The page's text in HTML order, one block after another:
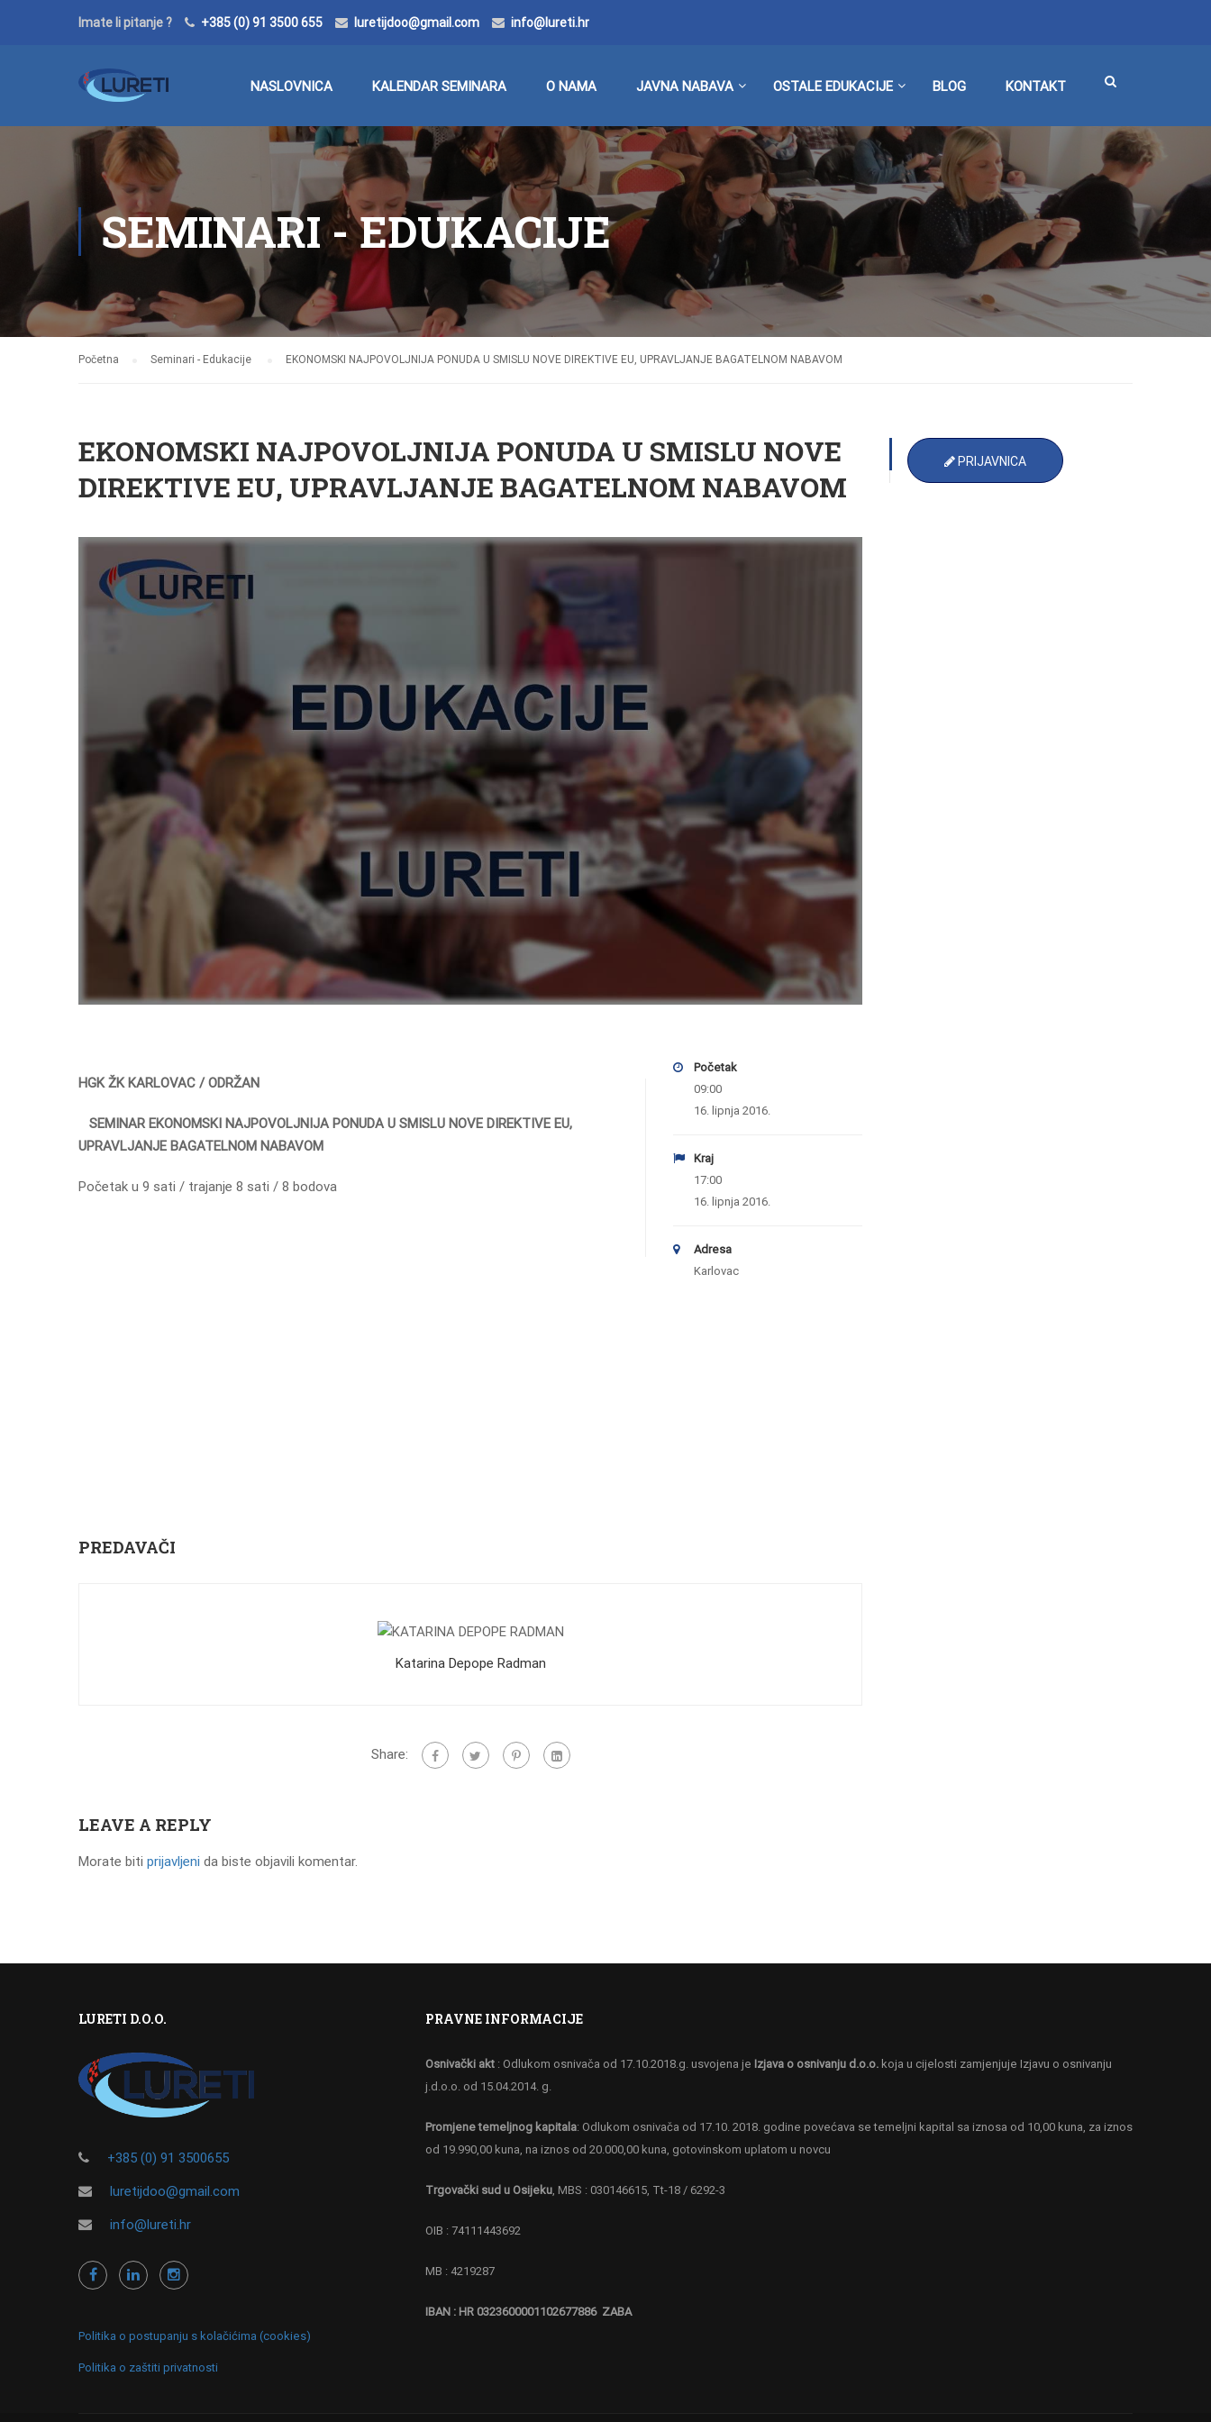
Imate li pitanje ? +385 (0) 91 3500 655 luretijdoo@gmail.com info@lureti.hr
NASLOVNICA KALENDAR SEMINARA O NAMA JAVNA NABAVA OSTALE EDUKACIJE BLOG KONTAKT
SEMINARI - EDUKACIJE
Početna Seminari - Edukacije EKONOMSKI NAJPOVOLJNIJA PONUDA U SMISLU NOVE DIREKTIVE EU, UPRAVLJANJE BAGATELNOM NABAVOM
EKONOMSKI NAJPOVOLJNIJA PONUDA U SMISLU NOVE
DIREKTIVE EU, UPRAVLJANJE BAGATELNOM NABAVOM
HGK ŽK KARLOVAC / ODRŽAN
SEMINAR EKONOMSKI NAJPOVOLJNIJA PONUDA U SMISLU NOVE DIREKTIVE EU,
UPRAVLJANJE BAGATELNOM NABAVOM
Početak u 9 sati / trajanje 8 sati / 8 bodova
Početak
09:00
16. lipnja 2016.
Kraj
17:00
16. lipnja 2016.
Adresa
Karlovac
PREDAVAČI
Katarina Depope Radman
Share:
LEAVE A REPLY
Morate biti prijavljeni da biste objavili komentar.
PRIJAVNICA
LURETI D.O.O.
+385 (0) 91 3500655
luretijdoo@gmail.com
info@lureti.hr
PRAVNE INFORMACIJE
Osnivački akt: Odlukom osnivača od 17.10.2018.g. usvojena je Izjava o osnivanju d.o.o.koja u cijelosti zamjenjuje Izjavu o osnivanju
j.d.o.o. od 15.04.2014. g.
Promjene temeljnog kapitala: Odlukom osnivača od 17.10. 2018. godine povećava se temeljni kapital sa iznosa od 10,00 kuna, za iznos
od 19.990,00 kuna, na iznos od 20.000,00 kuna, gotovinskom uplatom u novcu
Trgovački sud u Osijeku, MBS : 030146615, Tt-18 / 6292-3
OIB : 74111443692
MB : 4219287
IBAN : HR 0323600001102677886 ZABA
Politika o postupanju s kolačićima (cookies)
Politika o zaštiti privatnosti